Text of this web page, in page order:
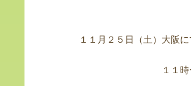
１１月２５日（土）大阪
１１時〜１